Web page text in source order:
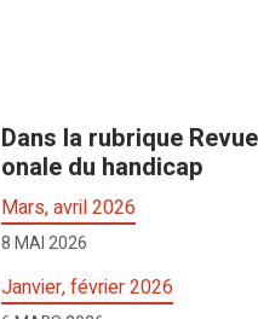
Dans la rubrique
onale du handicap
Mars, avril 2026
8 MAI 2026
Janvier, février 2026